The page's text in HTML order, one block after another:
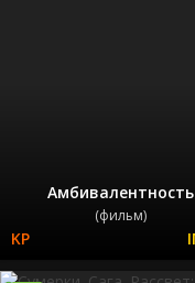
Амбивалентность
(фильм)